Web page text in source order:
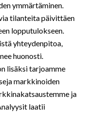
ymmärtäminen.
tilanteita päivittäen
lopputulokseen.
yhteydenpitoa,
huonosti.
lisäksi tarjoamme
markkinoiden
ja
laatii